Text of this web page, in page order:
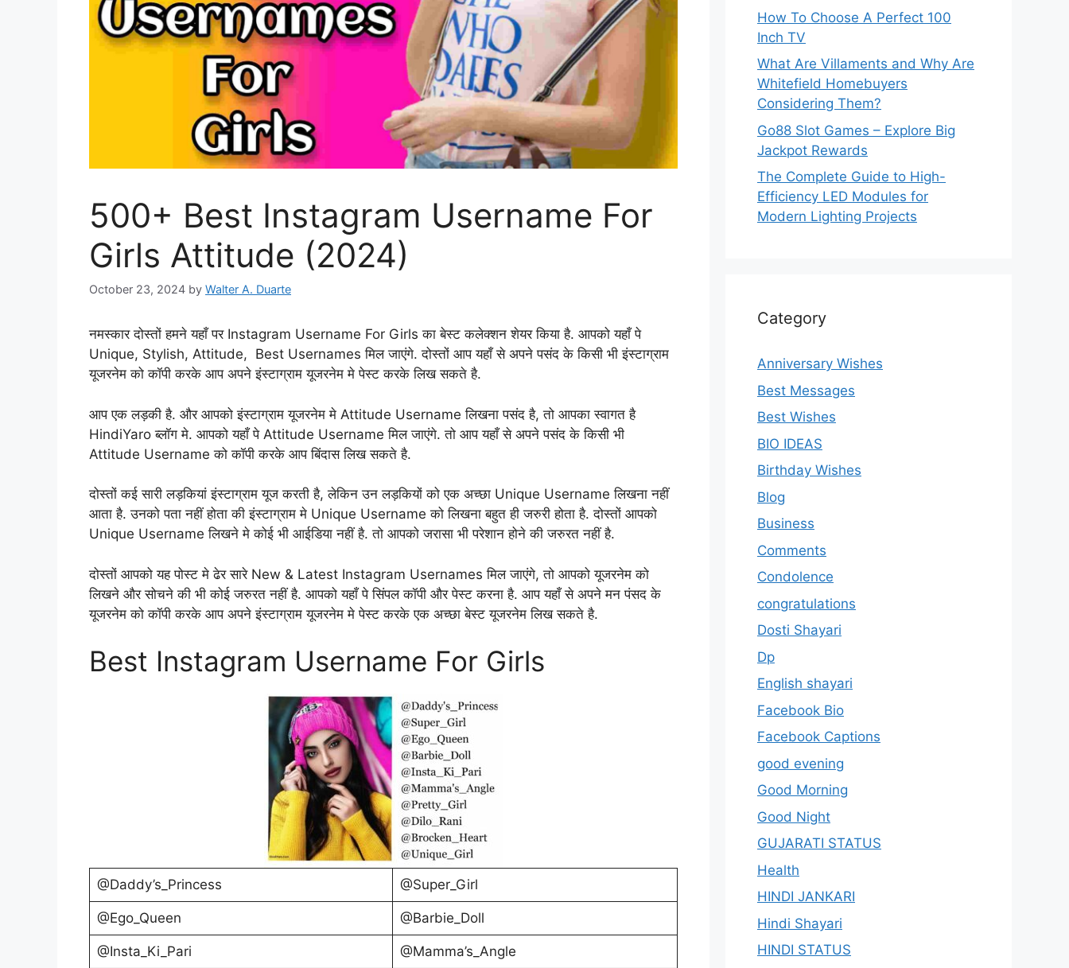
500+ Best Instagram Username For
Girls Attitude (2024)
October 23, 2024 by Walter A. Duarte
नमस्कार दोस्तों हमने यहाँ पर Instagram Username For Girls का बेस्ट कलेक्शन शेयर किया है. आपको यहाँ पे
Unique, Stylish, Attitude, Best Usernames मिल जाएंगे. दोस्तों आप यहाँ से अपने पसंद के किसी भी इंस्टाग्राम
यूजरनेम को कॉपी करके आप अपने इंस्टाग्राम यूजरनेम मे पेस्ट करके लिख सकते है.
आप एक लड़की है. और आपको इंस्टाग्राम यूजरनेम मे Attitude Username लिखना पसंद है, तो आपका स्वागत है
HindiYaro ब्लॉग मे. आपको यहाँ पे Attitude Username मिल जाएंगे. तो आप यहाँ से अपने पसंद के किसी भी
Attitude Username को कॉपी करके आप बिंदास लिख सकते है.
दोस्तों कई सारी लड़कियां इंस्टाग्राम यूज करती है, लेकिन उन लड़कियों को एक अच्छा Unique Username लिखना नहीं
आता है. उनको पता नहीं होता की इंस्टाग्राम मे Unique Username को लिखना बहुत ही जरुरी होता है. दोस्तों आपको
Unique Username लिखने मे कोई भी आईडिया नहीं है. तो आपको जरासा भी परेशान होने की जरुरत नहीं है.
दोस्तों आपको यह पोस्ट मे ढेर सारे New & Latest Instagram Usernames मिल जाएंगे, तो आपको यूजरनेम को
लिखने और सोचने की भी कोई जरुरत नहीं है. आपको यहाँ पे सिंपल कॉपी और पेस्ट करना है. आप यहाँ से अपने मन पंसद के
यूजरनेम को कॉपी करके आप अपने इंस्टाग्राम यूजरनेम मे पेस्ट करके एक अच्छा बेस्ट यूजरनेम लिख सकते है.
Best Instagram Username For Girls
@Daddy’s_Princess @Super_Girl
@Ego_Queen @Barbie_Doll
@Insta_Ki_Pari @Mamma’s_Angle
How To Choose A Perfect 100
Inch TV
What Are Villaments and Why Are
Whitefield Homebuyers
Considering Them?
Go88 Slot Games – Explore Big
Jackpot Rewards
The Complete Guide to High-
Efficiency LED Modules for
Modern Lighting Projects
Category
Anniversary Wishes
Best Messages
Best Wishes
BIO IDEAS
Birthday Wishes
Blog
Business
Comments
Condolence
congratulations
Dosti Shayari
Dp
English shayari
Facebook Bio
Facebook Captions
good evening
Good Morning
Good Night
GUJARATI STATUS
Health
HINDI JANKARI
Hindi Shayari
HINDI STATUS